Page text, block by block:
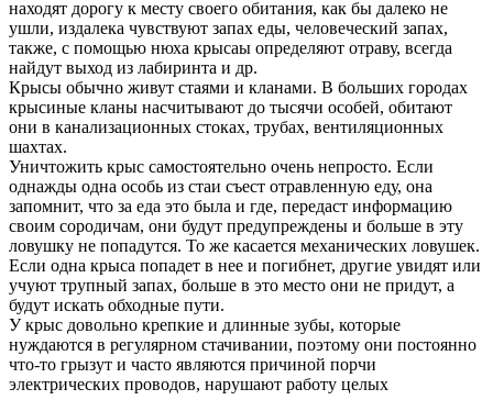
находят дорогу к месту своего обитания, как бы далеко не
ушли, издалека чувствуют запах еды, человеческий запах,
также, с помощью нюха крысаы определяют отраву, всегда
найдут выход из лабиринта и др.
Крысы обычно живут стаями и кланами. В больших городах
крысиные кланы насчитывают до тысячи особей, обитают
они в канализационных стоках, трубах, вентиляционных
шахтах.
Уничтожить крыс самостоятельно очень непросто. Если
однажды одна особь из стаи съест отравленную еду, она
запомнит, что за еда это была и где, передаст информацию
своим сородичам, они будут предупреждены и больше в эту
ловушку не попадутся. То же касается механических ловушек.
Если одна крыса попадет в нее и погибнет, другие увидят или
учуют трупный запах, больше в это место они не придут, а
будут искать обходные пути.
У крыс довольно крепкие и длинные зубы, которые
нуждаются в регулярном стачивании, поэтому они постоянно
что-то грызут и часто являются причиной порчи
электрических проводов, нарушают работу целых